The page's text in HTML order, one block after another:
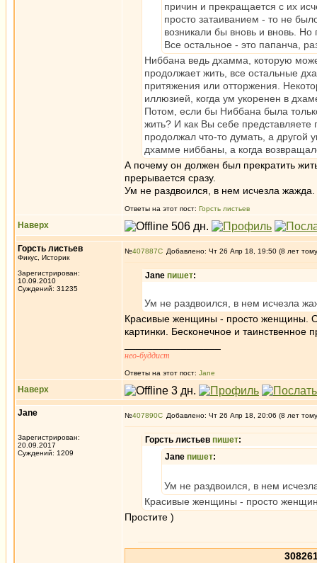
причин и прекращается с их
просто затаиванием - то не
возникали бы вновь и вновь.
Все остальное - это папанча,
Ниббана ведь дхамма, которую
продолжает жить, все остальные
притяжения или отторжения.
иллюзией, когда ум укоренен в
Потом, если бы Ниббана была
жить? И как Вы себе
продолжал что-то думать, а
дхамме ниббаны, а когда
А почему он должен был прекратить
прерывается сразу.
Ум не раздвоился, в нем исчезла жажда.
Ответы на этот пост: Горсть листьев
Наверх
Горсть листьев
Фикус, Историк
Зарегистрирован:
10.09.2010
Суждений: 31235
№407887 Добавлено: Чт 26 Апр 18, 19:50 (8 лет
Jane пишет:
Ум не раздвоился, в нем исчезла
Красивые женщины - просто женщины.
картинки. Бесконечное и таинственное
нео-буддист
Ответы на этот пост: Jane
Наверх
Jane
Зарегистрирован:
20.09.2017
Суждений: 1209
№407890 Добавлено: Чт 26 Апр 18, 20:06 (8 лет
Горсть листьев пишет:
Jane пишет:
Ум не раздвоился, в нем
Красивые женщины - просто
Простите )